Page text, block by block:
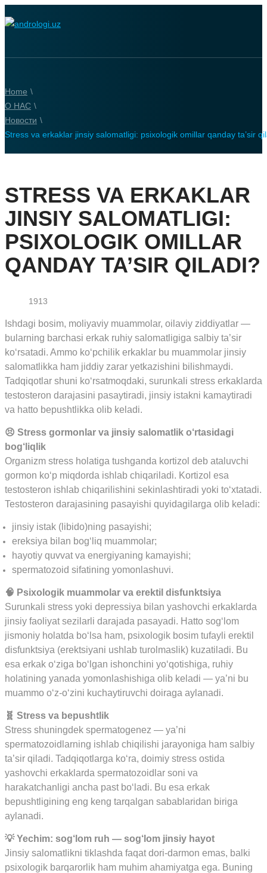
Home \
О НАС \
Новости \
Stress va erkaklar jinsiy salomatligi: psixologik omillar qanday ta’sir
STRESS VA ERKAKLAR
JINSIY SALOMATLIGI:
PSIXOLOGIK OMILLAR
QANDAY TA’SIR QILADI?
1913
Ishdagi bosim, moliyaviy muammolar, oilaviy ziddiyatlar —
bularning barchasi erkak ruhiy salomatligiga salbiy ta’sir
ko‘rsatadi. Ammo ko‘pchilik erkaklar bu muammolar jinsiy
salomatlikka ham jiddiy zarar yetkazishini bilishmaydi.
Tadqiqotlar shuni ko‘rsatmoqdaki, surunkali stress erkaklarda
testosteron darajasini pasaytiradi, jinsiy istakni kamaytiradi
va hatto bepushtlikka olib keladi.
😣 Stress gormonlar va jinsiy salomatlik o‘rtasidagi
bog‘liqlik
Organizm stress holatiga tushganda kortizol deb ataluvchi
gormon ko‘p miqdorda ishlab chiqariladi. Kortizol esa
testosteron ishlab chiqarilishini sekinlashtiradi yoki to‘xtatadi.
Testosteron darajasining pasayishi quyidagilarga olib keladi:
jinsiy istak (libido)ning pasayishi;
ereksiya bilan bog‘liq muammolar;
hayotiy quvvat va energiyaning kamayishi;
spermatozoid sifatining yomonlashuvi.
🧠 Psixologik muammolar va erektil disfunktsiya
Surunkali stress yoki depressiya bilan yashovchi erkaklarda
jinsiy faoliyat sezilarli darajada pasayadi. Hatto sog‘lom
jismoniy holatda bo‘lsa ham, psixologik bosim tufayli erektil
disfunktsiya (erektsiyani ushlab turolmaslik) kuzatiladi. Bu
esa erkak o‘ziga bo‘lgan ishonchini yo‘qotishiga, ruhiy
holatining yanada yomonlashishiga olib keladi — ya’ni bu
muammo o‘z-o‘zini kuchaytiruvchi doiraga aylanadi.
🧬 Stress va bepushtlik
Stress shuningdek spermatogenez — ya’ni
spermatozoidlarning ishlab chiqilishi jarayoniga ham salbiy
ta’sir qiladi. Tadqiqotlarga ko‘ra, doimiy stress ostida
yashovchi erkaklarda spermatozoidlar soni va
harakatchanligi ancha past bo‘ladi. Bu esa erkak
bepushtligining eng keng tarqalgan sabablaridan biriga
aylanadi.
💡 Yechim: sog‘lom ruh — sog‘lom jinsiy hayot
Jinsiy salomatlikni tiklashda faqat dori-darmon emas, balki
psixologik barqarorlik ham muhim ahamiyatga ega. Buning